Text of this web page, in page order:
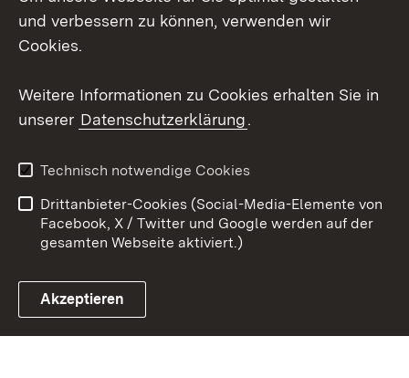
X / Twitter
Youtube
Link zum Landesportal
Kontakt
Datenschutz
Barrierefreiheit
Impressum Cookies
und verbessern zu können, verwenden wir
Cookies.
Weitere Informationen zu Cookies erhalten Sie in
unserer Datenschutzerklärung.
Technisch notwendige Cookies
Drittanbieter-Cookies (Social-Media-Elemente von
Facebook, X / Twitter und Google werden auf der
gesamten Webseite aktiviert.)
Akzeptieren